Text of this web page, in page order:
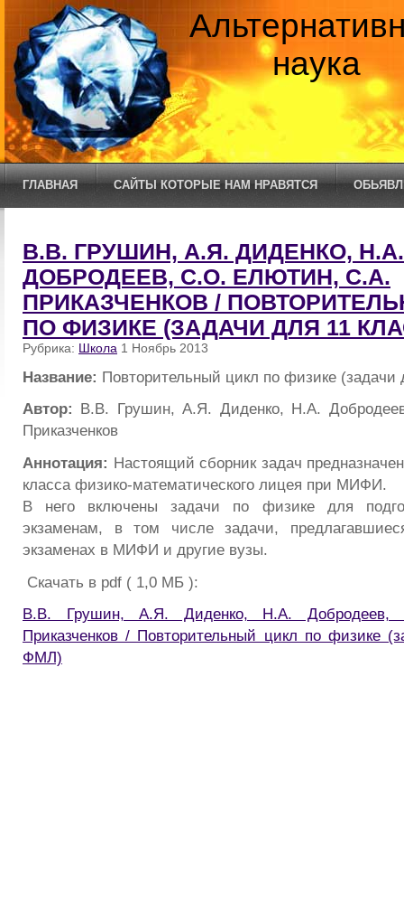
наука
ГЛАВНАЯ САЙТЫ КОТОРЫЕ НАМ НРАВЯТСЯ
В.В. ГРУШИН, А.Я. ДИДЕНКО, Н.А.
ДОБРОДЕЕВ, С.О. ЕЛЮТИН, С.А.
ПРИКАЗЧЕНКОВ /
ПО ФИЗИКЕ (ЗАДАЧИ ДЛЯ 11
Рубрика: Школа 1 Ноябрь 2013
Название: Повторительный цикл по физике
Автор: В.В. Грушин, А.Я. Диденко, Н.А.
Приказченков
Аннотация: Настоящий сборник задач
класса физико-математического лицея при МИФИ.
В него включены задачи по физике для
экзаменам, в том числе задачи,
экзаменах в МИФИ и другие вузы.
Скачать в pdf ( 1,0 МБ ):
В.В. Грушин, А.Я. Диденко, Н.А.
Приказченков / Повторительный цикл по физике
ФМЛ)